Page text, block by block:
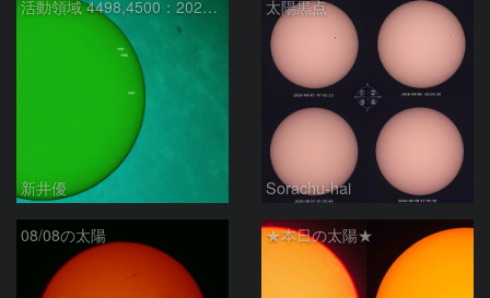
活動領域 4498,4500：2026/08/08
新井優
太陽黒点
Sorachu-hai
08/08の太陽 ★本日の太陽★